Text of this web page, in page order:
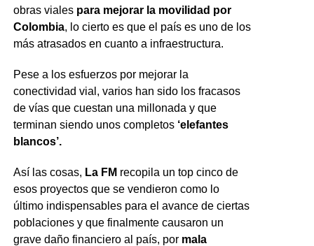
obras viales para mejorar la movilidad por
Colombia, lo cierto es que el país es uno de los
más atrasados en cuanto a infraestructura.
Pese a los esfuerzos por mejorar la
conectividad vial, varios han sido los fracasos
de vías que cuestan una millonada y que
terminan siendo unos completos‘elefantes
blancos’.
Así las cosas, La FM recopila un top cinco de
esos proyectos que se vendieron como lo
último indispensables para el avance de ciertas
poblaciones y que finalmente causaron un
grave daño financiero al país, pormala